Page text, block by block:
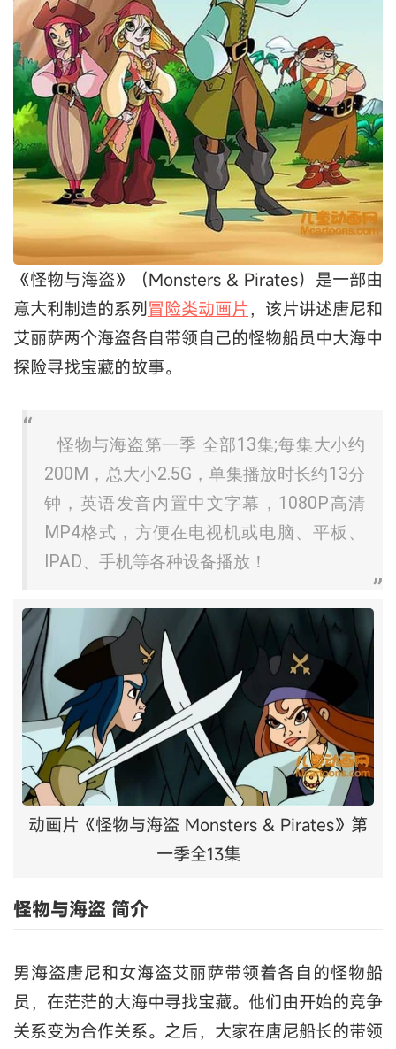
《怪物与海盗》（Monsters & Pirates）是一部由
意大利制造的系列冒险类动画片，该片讲述唐尼和
艾丽萨两个海盗各自带领自己的怪物船员中大海中
探险寻找宝藏的故事。
怪物与海盗第一季 全部13集;每集大小约
200M，总大小2.5G，单集播放时长约13分
钟，英语发音内置中文字幕，1080P高清
MP4格式，方便在电视机或电脑、平板、
IPAD、手机等各种设备播放！
动画片《怪物与海盗 Monsters & Pirates》第
一季全13集
怪物与海盗 简介
男海盗唐尼和女海盗艾丽萨带领着各自的怪物船
员，在茫茫的大海中寻找宝藏。他们由开始的竞争
关系变为合作关系。之后，大家在唐尼船长的带领